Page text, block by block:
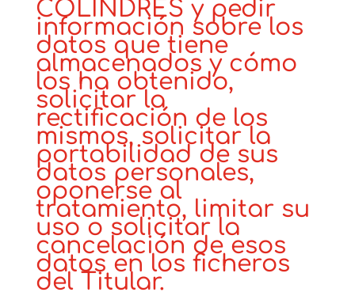
COLINDRES y pedir
información sobre los
datos que tiene
almacenados y cómo
los ha obtenido,
solicitar la
rectificación de los
mismos, solicitar la
portabilidad de sus
datos personales,
oponerse al
tratamiento, limitar su
uso o solicitar la
cancelación de esos
datos en los ficheros
del Titular.